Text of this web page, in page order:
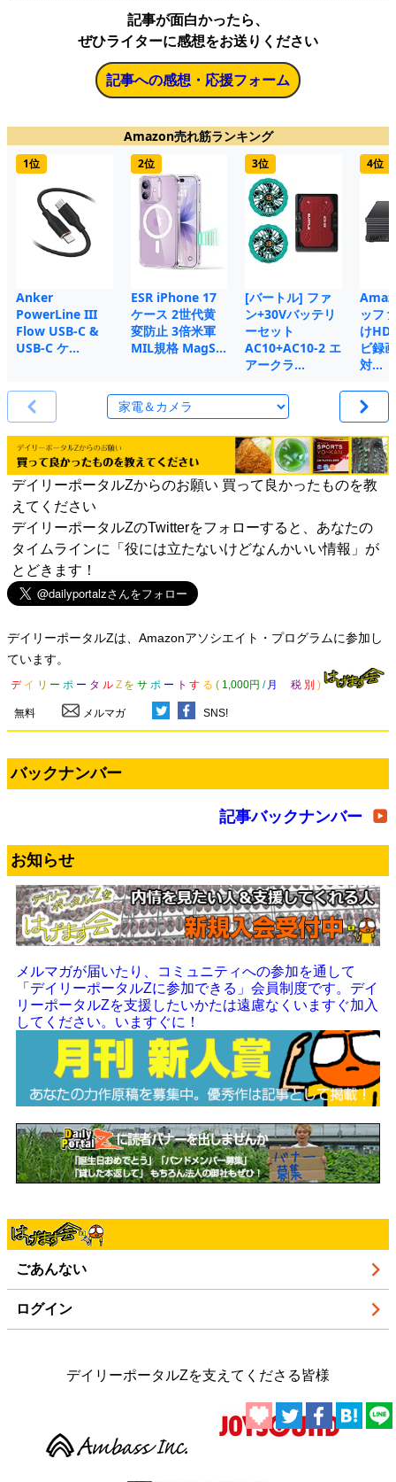
記事が面白かったら、
ぜひライターに感想をお送りください
記事への感想・応援フォーム
Amazon売れ筋ランキング
1位
Anker
PowerLine III
Flow USB-C &
USB-C ケ…
2位
ESR iPhone 17
ケース 2世代黄
変防止 3倍米軍
MIL規格 MagS…
3位
[バートル] ファ
ン+30Vバッテリ
ーセット
AC10+AC10-2 エ
アークラ…
4位
ッフ
け
ビ録
対…
デイリーポータルZからのお願い 買って良かったものを教
えてください
デイリーポータルZのTwitterをフォローすると、あなたの
タイムラインに「役には立たないけどなんかいい情報」が
とどきます！
デイリーポータルZは、Amazonアソシエイト・プログラムに参加し
ています。
デ イ リ ー ポ ー タ ル Z を サ ポ ー ト す る ( 1,000円 / 月 税 別 )
無料 メルマガ SNS!
バックナンバー
記事バックナンバー
お知らせ
メルマガが届いたり、コミュニティへの参加を通して
「デイリーポータルZに参加できる」会員制度です。デイ
リーポータルZを支援したいかたは遠慮なくいますぐ加入
してください。いますぐに！
ごあんない
ログイン
デイリーポータルZを支えてくださる皆様